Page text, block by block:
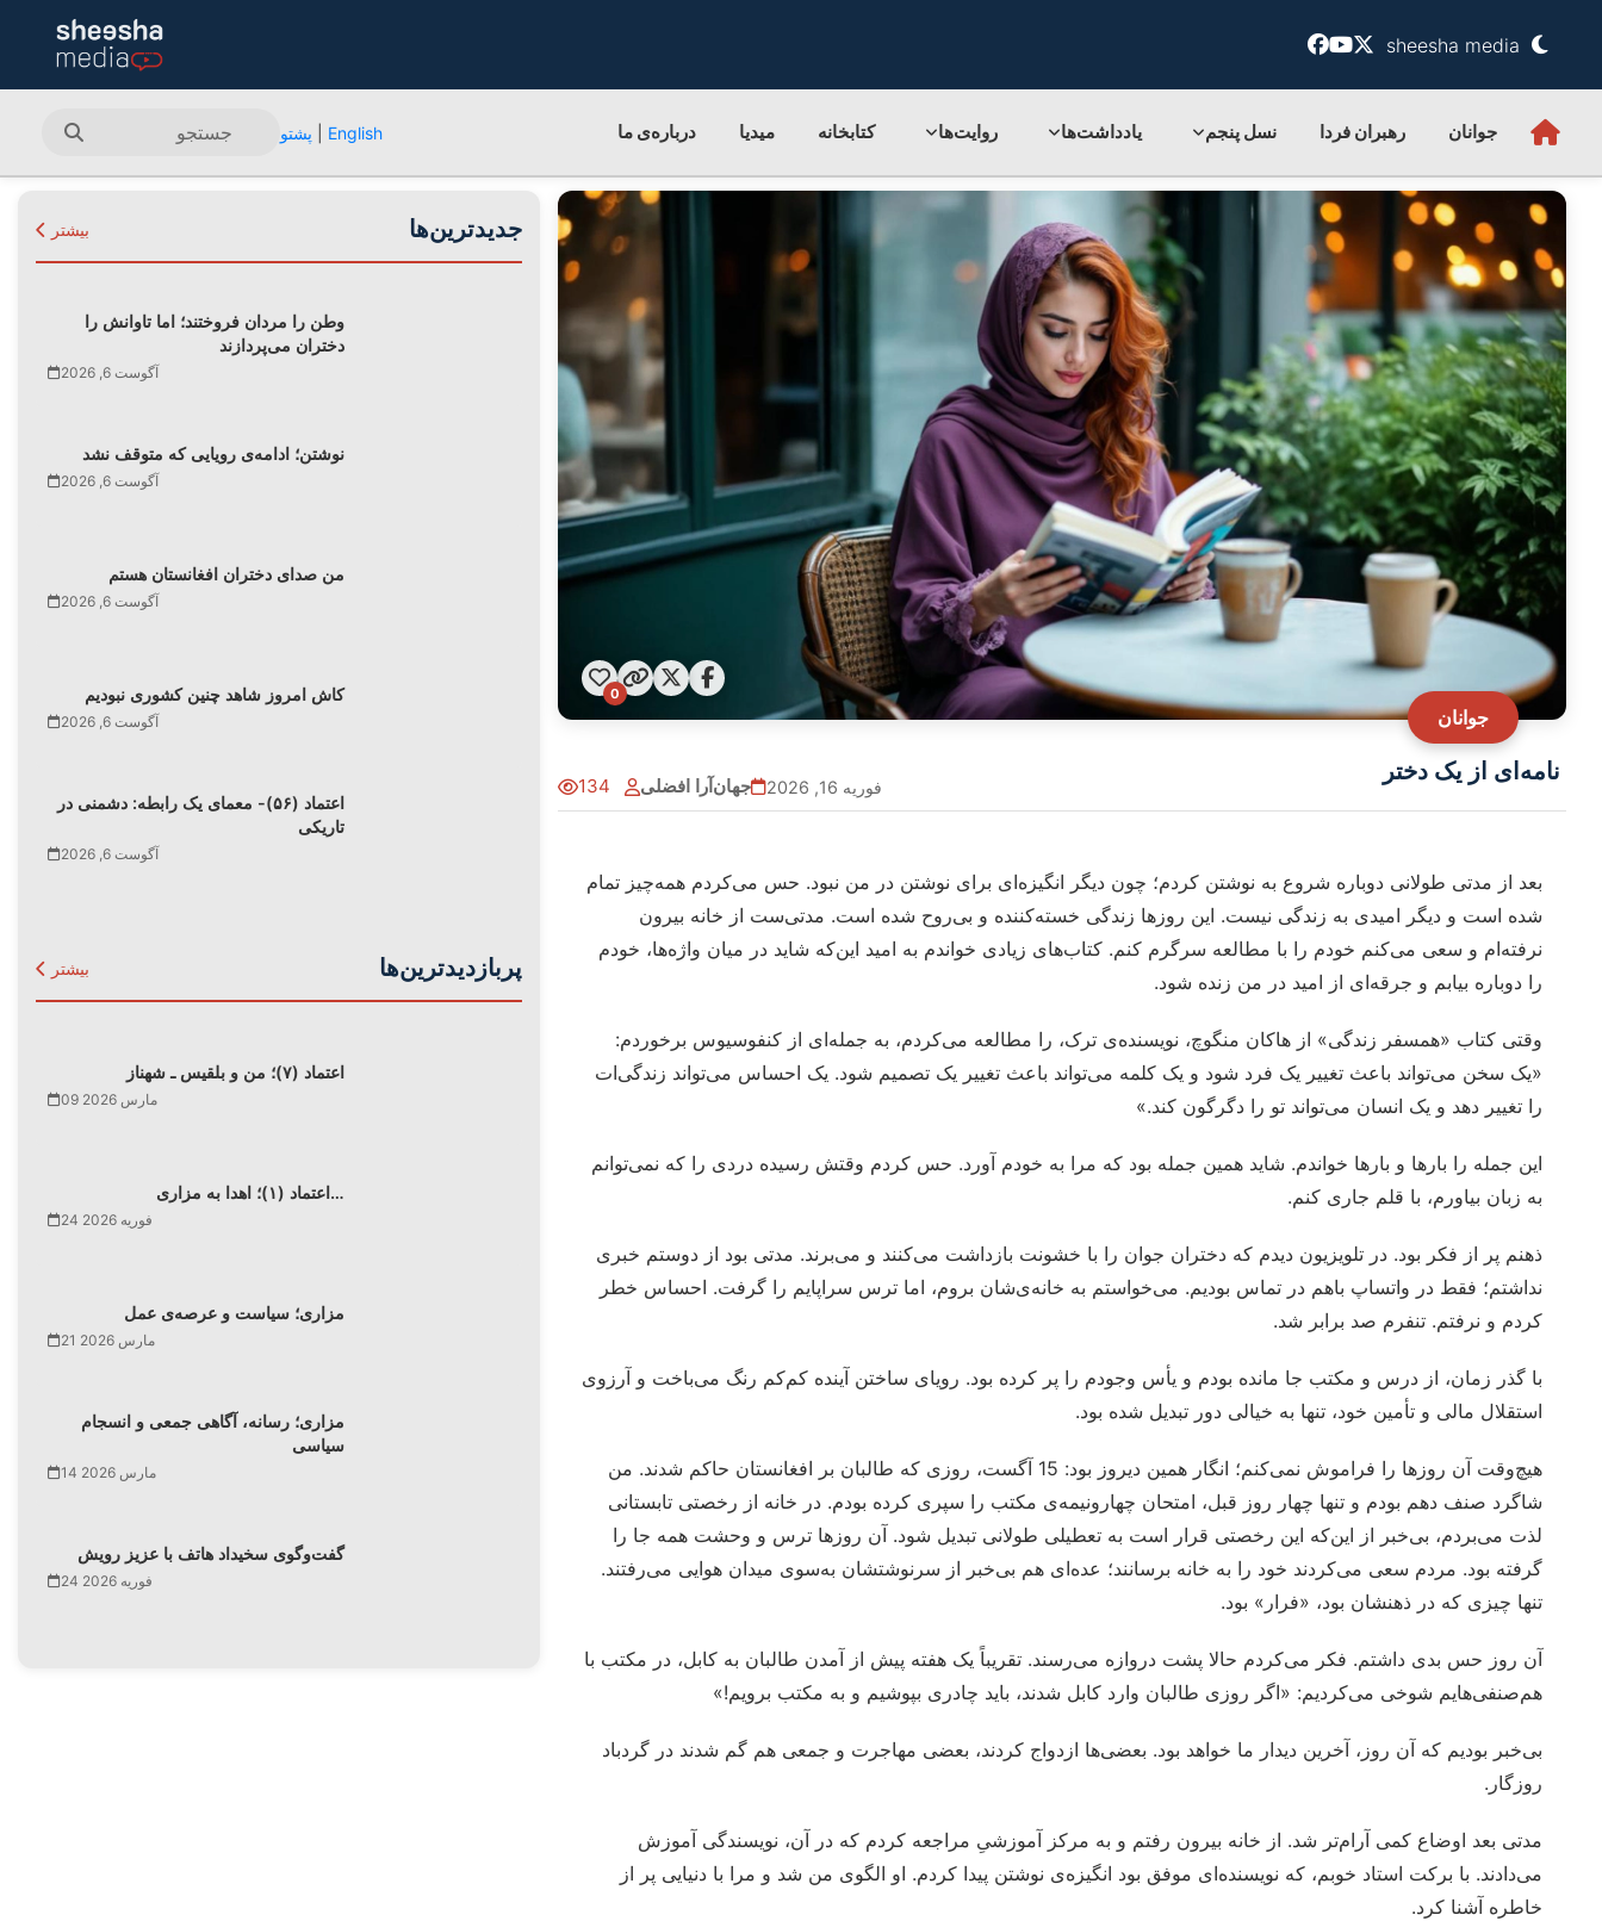
sheesha media
جوانان رهبران فردا نسل پنجم یادداشت‌ها روایت‌ها کتابخانه میدیا درباره‌ی‌ ما English پشتو
جوانان
0
نامه‌ای از یک دختر
134 جهان‌آرا افضلی فوریه 16, 2026
بعد از مدتی طولانی دوباره شروع به نوشتن کردم؛ چون دیگر انگیزه‌ای برای نوشتن در من نبود. حس می‌کردم همه‌چیز تمام
شده است و دیگر امیدی به زندگی نیست. این روزها زندگی خسته‌کننده و بی‌روح شده است. مدتی‌ست از خانه بیرون
نرفته‌ام و سعی می‌کنم خودم را با مطالعه سرگرم کنم. کتاب‌های زیادی خواندم به امید این‌که شاید در میان واژه‌ها، خودم
را دوباره بیابم و جرقه‌ای از امید در من زنده شود.
وقتی کتاب «همسفر زندگی» از هاکان منگوچ، نویسنده‌ی ترک، را مطالعه می‌کردم، به جمله‌ای از کنفوسیوس برخوردم:
«یک سخن می‌تواند باعث تغییر یک فرد شود و یک کلمه می‌تواند باعث تغییر یک تصمیم شود. یک احساس می‌تواند زندگی‌ات
را تغییر دهد و یک انسان می‌تواند تو را دگرگون کند.»
این جمله را بارها و بارها خواندم. شاید همین جمله بود که مرا به خودم آورد. حس کردم وقتش رسیده دردی را که نمی‌توانم
به زبان بیاورم، با قلم جاری کنم.
ذهنم پر از فکر بود. در تلویزیون دیدم که دختران جوان را با خشونت بازداشت می‌کنند و می‌برند. مدتی بود از دوستم خبری
نداشتم؛ فقط در واتساپ باهم در تماس بودیم. می‌خواستم به خانه‌ی‌شان بروم، اما ترس سراپایم را گرفت. احساس خطر
کردم و نرفتم. تنفرم صد برابر شد.
با گذر زمان، از درس و مکتب جا مانده بودم و یأس وجودم را پر کرده بود. رویای ساختن آینده کم‌کم رنگ می‌باخت و آرزوی
استقلال مالی و تأمین خود، تنها به خیالی دور تبدیل شده بود.
هیچ‌وقت آن روزها را فراموش نمی‌کنم؛ انگار همین دیروز بود: 15 آگست، روزی که طالبان بر افغانستان حاکم شدند. من
شاگرد صنف دهم بودم و تنها چهار روز قبل، امتحان چهارونیمه‌ی مکتب را سپری کرده بودم. در خانه از رخصتی تابستانی
لذت می‌بردم، بی‌خبر از این‌که این رخصتی قرار است به تعطیلی طولانی تبدیل شود. آن روزها ترس و وحشت همه جا را
گرفته بود. مردم سعی می‌کردند خود را به خانه برسانند؛ عده‌ای هم بی‌خبر از سرنوشتشان به‌سوی میدان هوایی می‌رفتند.
تنها چیزی که در ذهنشان بود، «فرار» بود.
آن روز حس بدی داشتم. فکر می‌کردم حالا پشت دروازه می‌رسند. تقریباً یک هفته پیش از آمدن طالبان به کابل، در مکتب با
هم‌صنفی‌هایم شوخی می‌کردیم: «اگر روزی طالبان وارد کابل شدند، باید چادری بپوشیم و به مکتب برویم!»
بی‌خبر بودیم که آن روز، آخرین دیدار ما خواهد بود. بعضی‌ها ازدواج کردند، بعضی مهاجرت و جمعی هم گم شدند در گردباد
روزگار.
مدتی بعد اوضاع کمی آرام‌تر شد. از خانه بیرون رفتم و به مرکز آموزشیِ مراجعه کردم که در آن، نویسندگی آموزش
می‌دادند. با برکت استاد خوبم، که نویسنده‌ای موفق بود انگیزه‌ی نوشتن پیدا کردم. او الگوی من شد و مرا با دنیایی پر از
خاطره آشنا کرد.
جدیدترین‌ها بیشتر
وطن را مردان فروختند؛ اما تاوانش را
دختران می‌پردازند
آگوست 6, 2026
نوشتن؛ ادامه‌ی رویایی که متوقف نشد
آگوست 6, 2026
من صدای دختران افغانستان هستم
آگوست 6, 2026
کاش امروز شاهد چنین کشوری نبودیم
آگوست 6, 2026
اعتماد (۵۶)- معمای یک رابطه: دشمنی در
تاریکی
آگوست 6, 2026
پربازدیدترین‌ها بیشتر
اعتماد (۷)؛ من و بلقیس ـ شهناز
09 مارس 2026
اعتماد (۱)؛ اهدا به مزاری…
24 فوریه 2026
مزاری؛ سیاست و عرصه‌ی عمل
21 مارس 2026
مزاری؛ رسانه، آگاهی جمعی و انسجام
سیاسی
14 مارس 2026
گفت‌وگوی سخیداد هاتف با عزیز رویش
24 فوریه 2026